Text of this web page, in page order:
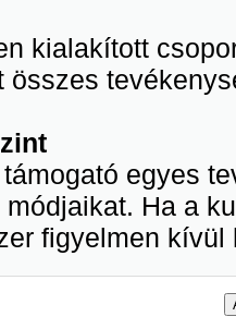
kialakított
összes
egyes
módjaikat. Ha a
figyelmen